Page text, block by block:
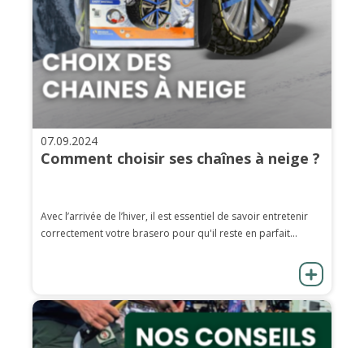
07.09.2024
Comment choisir ses chaînes à neige ?
Avec l’arrivée de l’hiver, il est essentiel de savoir entretenir
correctement votre brasero pour qu'il reste en parfait...